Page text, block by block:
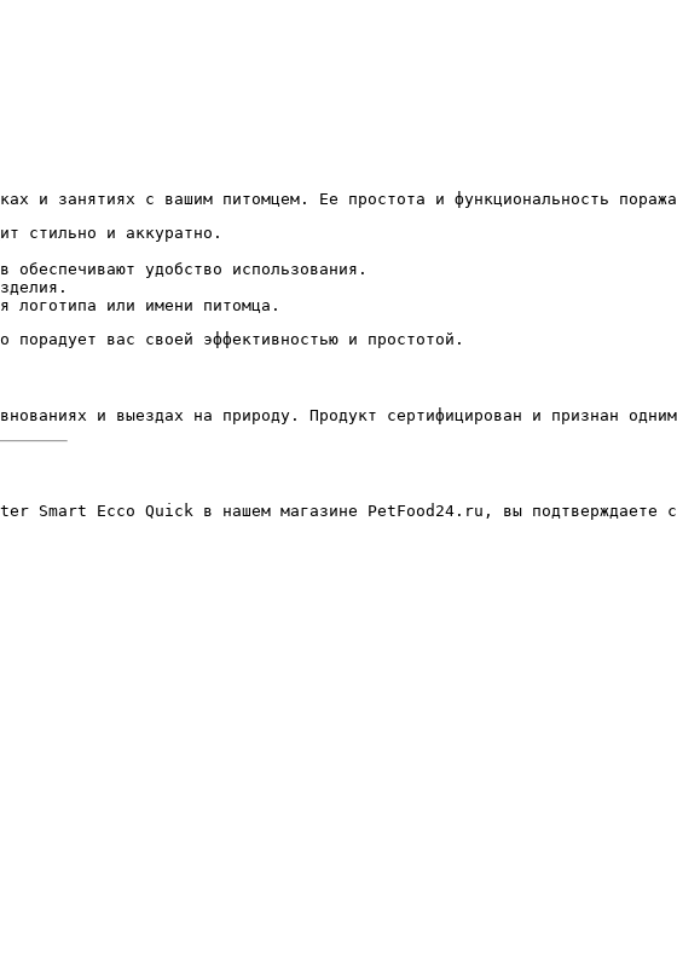
и занятиях с вашим питомцем. Ее простота и функциональность
стильно и аккуратно.
обеспечивают удобство использования.
логотипа или имени питомца.
вас своей эффективностью и простотой.
и выездах на природу. Продукт сертифицирован и признан
Smart Ecco Quick в нашем магазине PetFood24.ru, вы подтверждаете